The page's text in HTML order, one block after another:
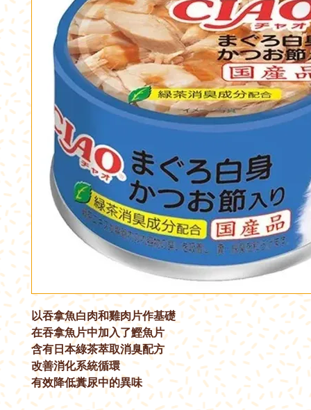
以吞拿魚白肉和雞肉片作基礎
在吞拿魚片中加入了鰹魚片
含有日本綠茶萃取消臭配方
改善消化系統循環
有效降低糞尿中的異味